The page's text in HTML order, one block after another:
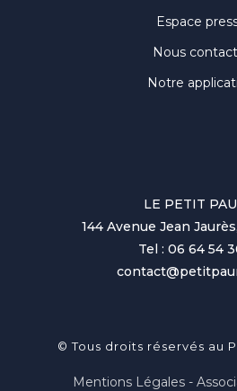
Espace
Nous
Notre
LE PETIT
144 Avenue Jean
Tel : 06 64 54
© Tous droits réservés au
Mentions Légales -